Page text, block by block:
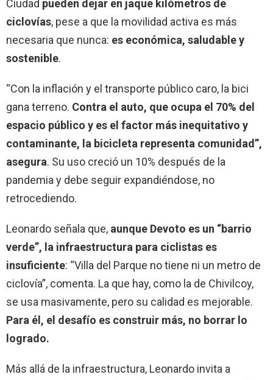
Ciudad pueden dejar en jaque kilómetros de
ciclovías, pese a que la movilidad activa es más
necesaria que nunca: es económica, saludable y
sostenible.
“Con la inflación y el transporte público caro, la bici
gana terreno. Contra el auto, que ocupa el 70% del
espacio público y es el factor más inequitativo y
contaminante, la bicicleta representa comunidad”,
asegura. Su uso creció un 10% después de la
pandemia y debe seguir expandiéndose, no
retrocediendo.
Leonardo señala que, aunque Devoto es un “barrio
verde”, la infraestructura para ciclistas es
insuficiente: “Villa del Parque no tiene ni un metro de
ciclovía”, comenta. La que hay, como la de Chivilcoy,
se usa masivamente, pero su calidad es mejorable.
Para él, el desafío es construir más, no borrar lo
logrado.
Más allá de la infraestructura, Leonardo invita a